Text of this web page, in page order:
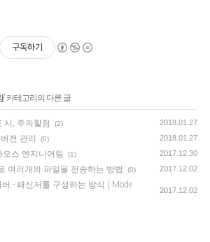
구독하기
' 카테고리의 다른 글
시, 주의할점 (2) 2018.01.27
전 관리 (0) 2018.01.27
스 엔지니어링 (1) 2017.12.30
여러개의 파일을 전송하는 방법 (0) 2017.12.02
버 - 패신저를 구성하는 방식 ( Mode
2017.12.02